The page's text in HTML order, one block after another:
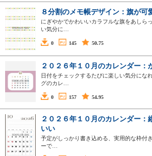
８分割のメモ帳デザイン：旗が可
にぎやかでかわいいカラフルな旗をあしら
い気分に…
0 145 50.75
２０２６年１０月のカレンダー：
日付をチェックするたびに楽しい気分にな
グのカレ…
0 157 54.95
２０２６年１０月のカレンダー：
いい
予定がしっかり書き込める、実用的な枠付
ーで…